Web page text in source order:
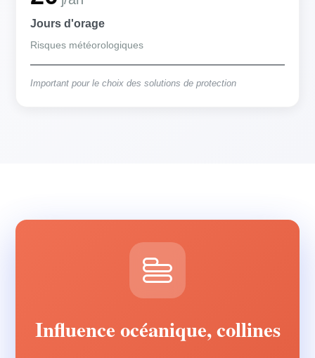
Jours d'orage
Risques météorologiques
Important pour le choix des solutions de protection
Influence océanique, collines